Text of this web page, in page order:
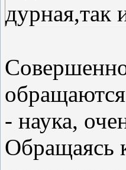
дурная,так
- наука,
Обращаясь